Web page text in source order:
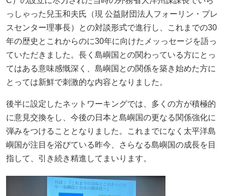
っしゃった兒玉和夫氏（現 公益財団法人フォーリン・プレ
スセンター理事長）との対談形式で進行し、これまでの30
年の歴史とこれからのに30年に向けたメッっセージを語っ
ていただきました。長く島嶼国との関わっている方にとっ
てはある意味感慨深く、島嶼国との関係を築き始めた方に
とっては新鮮で刺激的な内容となりました。
後半に設定したネットワーキングでは、多くの方が積極的
に意見交換をし、今後の日本と島嶼国の更なる関係強化に
弾みをつけることとなりました。これまでになく太平洋島
嶼国が注目を浴びている昨今、さらなる島嶼国の成長を目
指して、引き続き精進してまいります。